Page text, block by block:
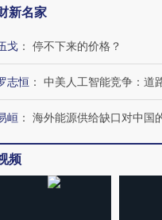
新名家
戈 ： 停不下来的价格？
志恒 ： 中美人工智能竞争：道
峘 ： 海外能源供给缺口对中国
频